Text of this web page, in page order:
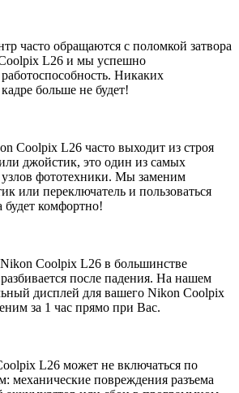
часто обращаются с поломкой затвора
L26 и мы успешно
Никаких
больше не будет!
Coolpix L26 часто выходит из строя
джойстик, это один из самых
фототехники. Мы заменим
или переключатель и пользоваться
будет комфортно!
Coolpix L26 в большинстве
разбивается после падения. На нашем
дисплей для вашего Nikon Coolpix
за 1 час прямо при Вас.
L26 может не включаться по
механические повреждения разъема